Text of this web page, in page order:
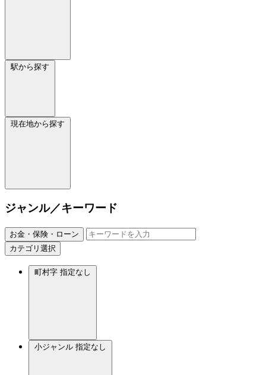
駅から探す
現在地から探す
ジャンル／キーワード
お金・保険・ローン
カテゴリ選択
町村字 指定なし
小ジャンル 指定なし